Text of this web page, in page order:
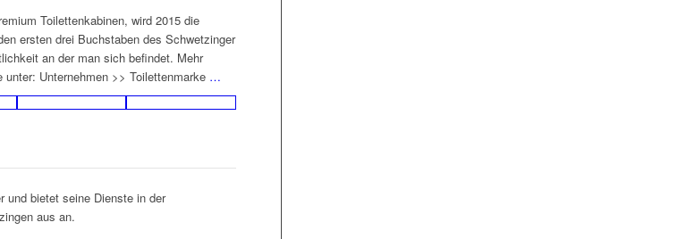
Toilettenkabinen, wird 2015 die
ersten drei Buchstaben des Schwetzinger
an der man sich befindet. Mehr
Unternehmen >> Toilettenmarke …
und bietet seine Dienste in der
aus an.